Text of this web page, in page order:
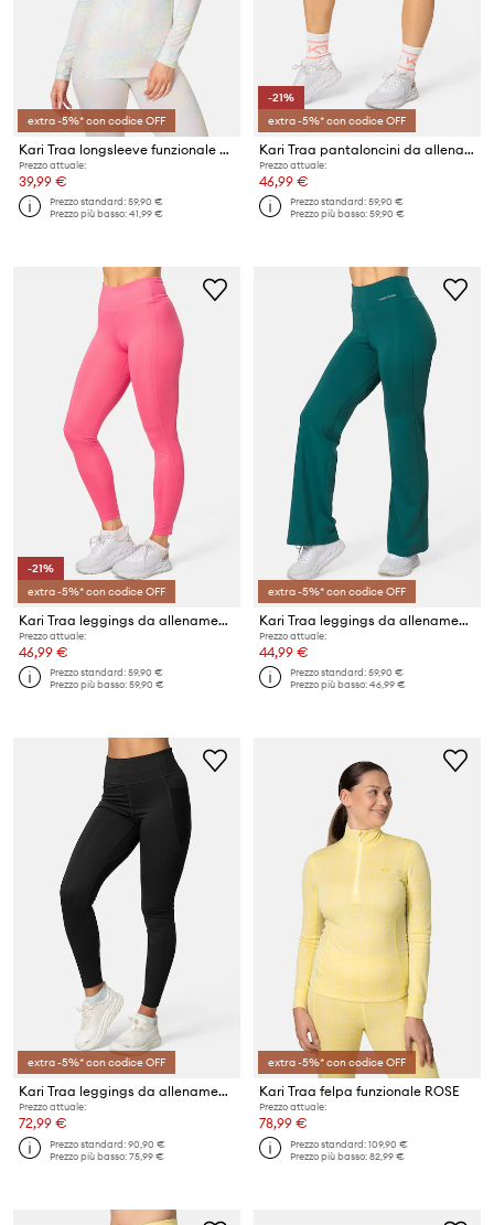
extra -5%* con codice OFF
Kari Traa longsleeve funzionale FRYD
Prezzo attuale:
39,99 €
Prezzo standard:59,90 €
Prezzo più basso:41,99 €
-21%
extra -5%* con codice OFF
Kari Traa pantaloncini da allenamento Linnea
Prezzo attuale:
46,99 €
Prezzo standard:59,90 €
Prezzo più basso:59,90 €
-21%
extra -5%* con codice OFF
Kari Traa leggings da allenamento Ava
Prezzo attuale:
46,99 €
Prezzo standard:59,90 €
Prezzo più basso:59,90 €
extra -5%* con codice OFF
Kari Traa leggings da allenamento Ava
Prezzo attuale:
44,99 €
Prezzo standard:59,90 €
Prezzo più basso:46,99 €
extra -5%* con codice OFF
Kari Traa leggings da allenamento Nia
Prezzo attuale:
72,99 €
Prezzo standard:90,90 €
Prezzo più basso:75,99 €
extra -5%* con codice OFF
Kari Traa felpa funzionale ROSE
Prezzo attuale:
78,99 €
Prezzo standard:109,90 €
Prezzo più basso:82,99 €